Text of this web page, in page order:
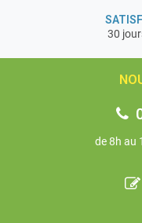
30
de 8h au